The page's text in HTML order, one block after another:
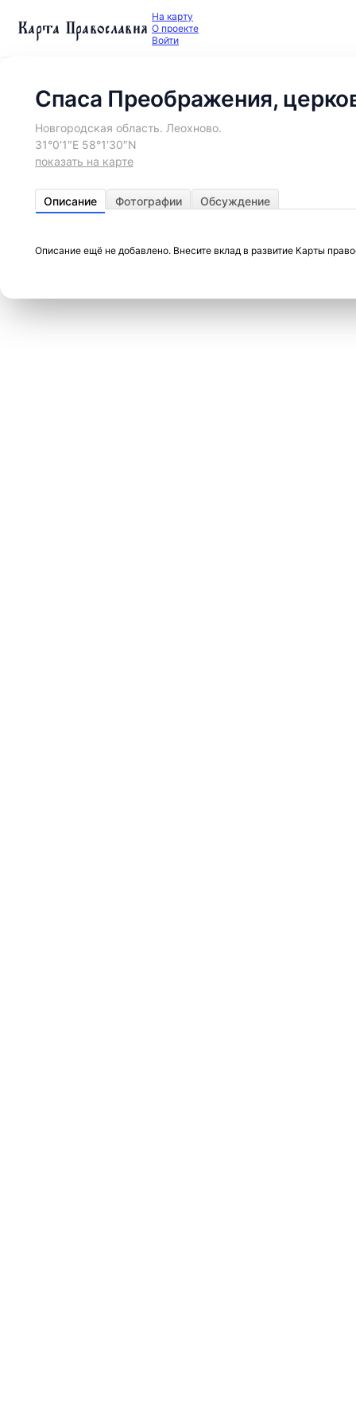
Карта Православия На карту
О проекте
Войти
Спаса Преображения,
Новгородская область. Леохново.
31°0′1″E 58°1′30″N
показать на карте
Описание Фотографии Обсуждение
Описание ещё не добавлено. Внесите вклад в развитие Карты